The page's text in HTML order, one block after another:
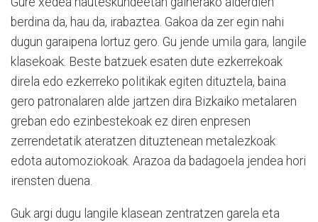
berdina da, hau da, irabaztea. Gakoa da zer egin nahi
dugun garaipena lortuz gero. Gu jende umila gara, langile
klasekoak. Beste batzuek esaten dute ezkerrekoak
direla edo ezkerreko politikak egiten dituztela, baina
gero patronalaren alde jartzen dira Bizkaiko metalaren
greban edo ezinbestekoak ez diren enpresen
zerrendetatik ateratzen dituztenean metalezkoak
edota automoziokoak. Arazoa da badagoela jendea hori
irensten duena.
Guk argi dugu langile klasean zentratzen garela eta